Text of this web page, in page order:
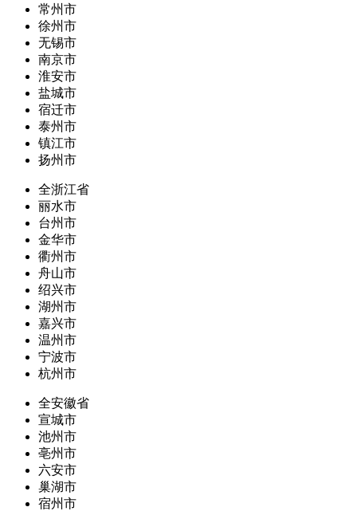
常州市
徐州市
无锡市
南京市
淮安市
盐城市
宿迁市
泰州市
镇江市
扬州市
全浙江省
丽水市
台州市
金华市
衢州市
舟山市
绍兴市
湖州市
嘉兴市
温州市
宁波市
杭州市
全安徽省
宣城市
池州市
亳州市
六安市
巢湖市
宿州市